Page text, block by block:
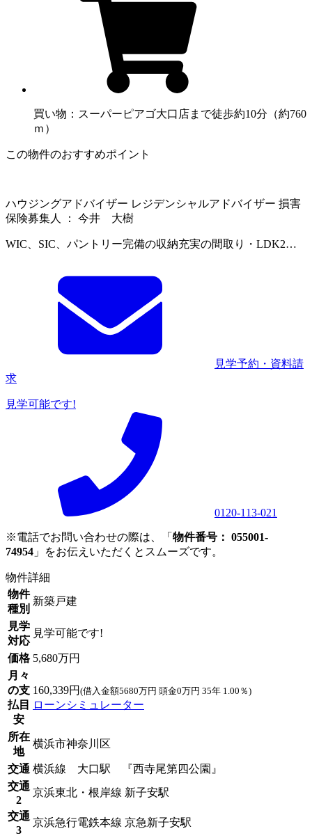
買い物：スーパー ピアゴ大口店まで徒歩約10分（約760
ｍ）
この物件のおすすめポイント
ハウジングアドバイザー レジデンシャルアドバイザー 損害
保険募集人 ： 今井 大樹
WIC、SIC、パントリー完備の収納充実の間取り・LDK2…
見学予約・資料請
求
見学可能です!
0120-113-021
※電話でお問い合わせの際は、「 物件番号： 055001-
74954 」をお伝えいただくとスムーズです。
物件詳細
物件
種別
新築戸建
見学
対応
見学可能です!
価格 5,680万円
月々
の支
払目
安
160,339円 (借入金額5680万円 頭金0万円 35年 1.00％)
ローンシミュレーター
所在
地
横浜市神奈川区
交通 横浜線 大口駅 『西寺尾第四公園』
交通
2
京浜東北・根岸線 新子安駅
交通
3
京浜急行電鉄本線 京急新子安駅